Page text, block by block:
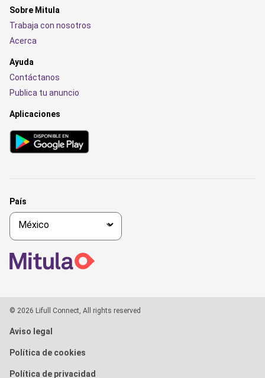
Sobre Mitula
Trabaja con nosotros
Acerca
Ayuda
Contáctanos
Publica tu anuncio
Aplicaciones
País
© 2026 Lifull Connect, All rights reserved
Aviso legal
Política de cookies
Política de privacidad